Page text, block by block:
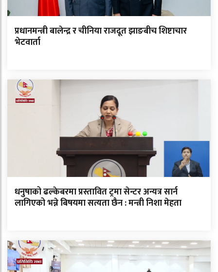
प्रधानमन्त्री बालेन्द्र र चीनिया राजदूत झाङबीच शिष्टाचार
भेटवार्ता
धनुषाको ढल्केबरमा प्रस्तावित ट्रमा सेन्टर अन्यत्र सार्न
लागिएको भन्ने बिषयमा सत्यता छैन : मन्त्री निशा मेहता